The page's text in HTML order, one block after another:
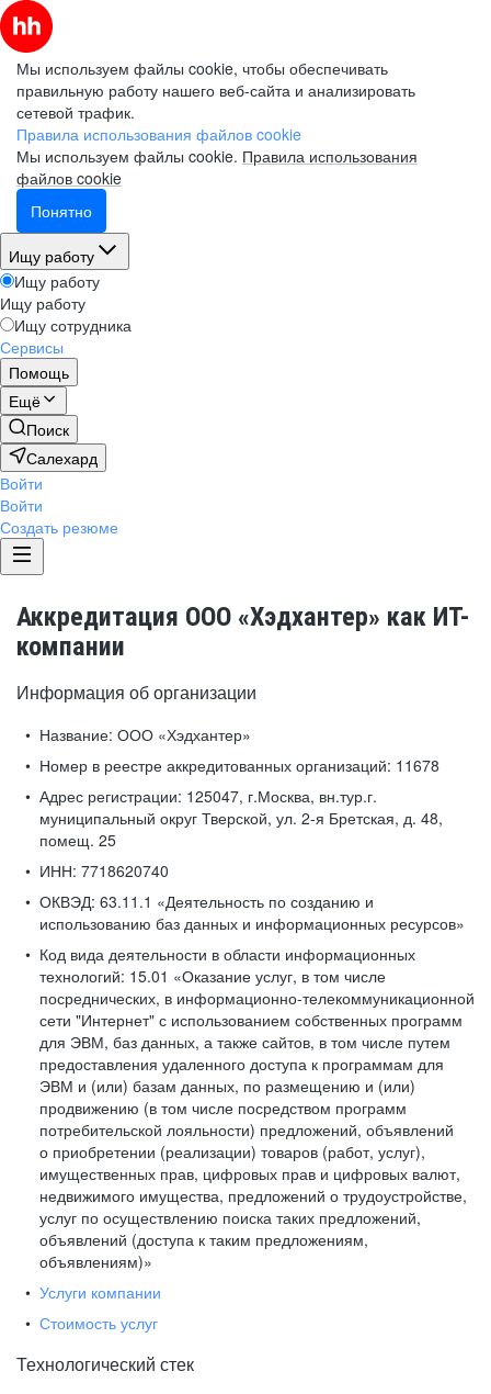
Мы используем файлы cookie, чтобы обеспечивать
правильную работу нашего веб-сайта и анализировать
сетевой трафик.
Правила использования файлов cookie
Мы используем файлы cookie. Правила использования
файлов cookie
Понятно
Ищу работу
Ищу работу
Ищу работу
Ищу сотрудника
Сервисы
Помощь
Ещё
Поиск
Салехард
Войти
Войти
Создать резюме
Аккредитация ООО «Хэдхантер» как ИТ-
компании
Информация об организации
Название: ООО «Хэдхантер»
Номер в реестре аккредитованных организаций: 11678
Адрес регистрации: 125047, г.Москва, вн.тур.г.
муниципальный округ Тверской, ул. 2-я Бретская, д. 48,
помещ. 25
ИНН: 7718620740
ОКВЭД: 63.11.1 «Деятельность по созданию и
использованию баз данных и информационных ресурсов»
Код вида деятельности в области информационных
технологий: 15.01 «Оказание услуг, в том числе
посреднических, в информационно-телекоммуникационной
сети "Интернет" с использованием собственных программ
для ЭВМ, баз данных, а также сайтов, в том числе путем
предоставления удаленного доступа к программам для
ЭВМ и (или) базам данных, по размещению и (или)
продвижению (в том числе посредством программ
потребительской лояльности) предложений, объявлений
о приобретении (реализации) товаров (работ, услуг),
имущественных прав, цифровых прав и цифровых валют,
недвижимого имущества, предложений о трудоустройстве,
услуг по осуществлению поиска таких предложений,
объявлений (доступа к таким предложениям,
объявлениям)»
Услуги компании
Стоимость услуг
Технологический стек